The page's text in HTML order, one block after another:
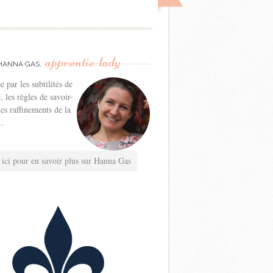
GAS, apprentie-lady
par les subtilités de
les règles de savoir-
raffinements de la
pour en savoir plus sur Hanna Gas